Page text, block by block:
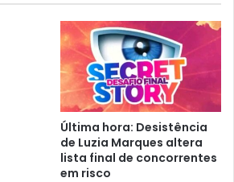
Última hora: Desistência
de Luzia Marques altera
lista final de concorrentes
em risco